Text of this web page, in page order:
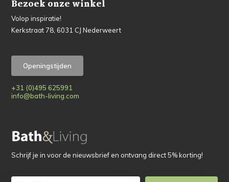
Bezoek onze winkel
Volop inspiratie!
Kerkstraat 78, 6031 CJ Nederweert
Openingstijden
+31 (0)495 625991
info@bath-living.com
Schrijf je in voor de nieuwsbrief en ontvang direct 5% korting!